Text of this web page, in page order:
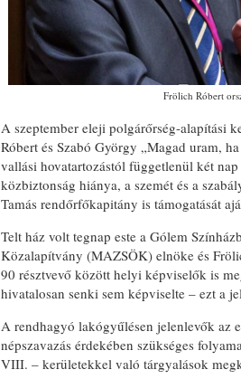
Frölich Róbert
A szeptember eleji polgárőrség-alapítási
Róbert és Szabó György „Magad uram,
vallási hovatartozástól függetlenül két
közbiztonság hiánya, a szemét és a
Tamás rendőrfőkapitány is támogatását
Telt ház volt tegnap este a Gólem
Közalapítvány (MAZSÖK) elnöke és
90 résztvevő között helyi képviselők is
hivatalosan senki sem képviselte – ezt a
A rendhagyó lakógyűlésen jelenlevők az
népszavazás érdekében szükséges
VIII. – kerületekkel való tárgyalások